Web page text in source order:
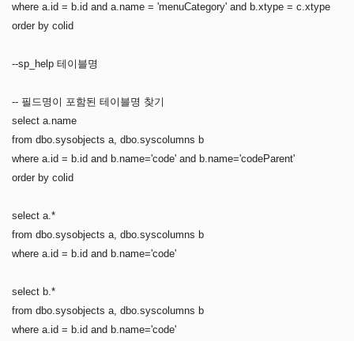
where a.id = b.id and a.name = 'menuCategory' and b.xtype = c.xtype
order by colid
--sp_help 테이블명
-- 필드명이 포함된 테이블명 찾기
select a.name
from dbo.sysobjects a, dbo.syscolumns b
where a.id = b.id and b.name='code' and b.name='codeParent'
order by colid
select a.*
from dbo.sysobjects a, dbo.syscolumns b
where a.id = b.id and b.name='code'
select b.*
from dbo.sysobjects a, dbo.syscolumns b
where a.id = b.id and b.name='code'